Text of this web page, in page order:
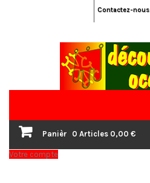
Contactez-nous
Panièr 0 Articles 0,00 €
Votre compte